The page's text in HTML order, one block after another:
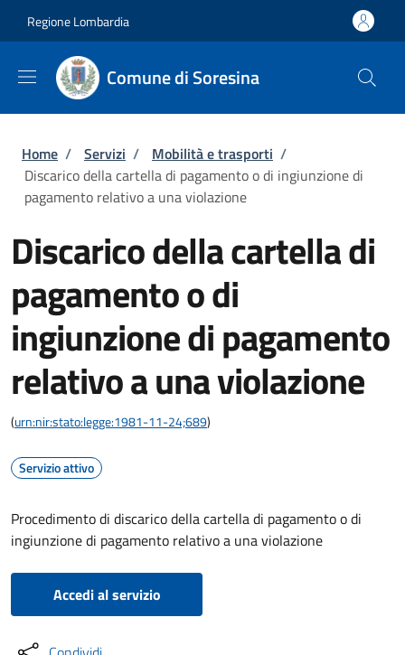
Regione Lombardia
Comune di Soresina
Briciole di pane
Home / Servizi / Mobilità e trasporti /
Discarico della cartella di pagamento o di ingiunzione di
pagamento relativo a una violazione
Discarico della cartella di
pagamento o di
ingiunzione di pagamento
relativo a una violazione
(urn:nir:stato:legge:1981-11-24;689)
Servizio attivo
Procedimento di discarico della cartella di pagamento o di
ingiunzione di pagamento relativo a una violazione
Accedi al servizio